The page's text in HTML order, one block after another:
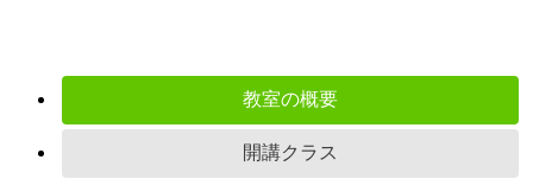
教室の概要
開講クラス